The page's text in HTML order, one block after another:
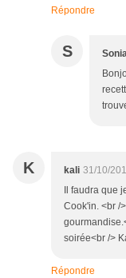
Répondre
S
K kali 31/10/
Il faudra que
Cook'in. <br /
soirée<br />
Répondre